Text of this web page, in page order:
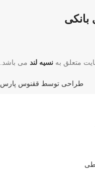
متعلق به نسیه لند می باشد.
طراحی توسط ققنوس پارس